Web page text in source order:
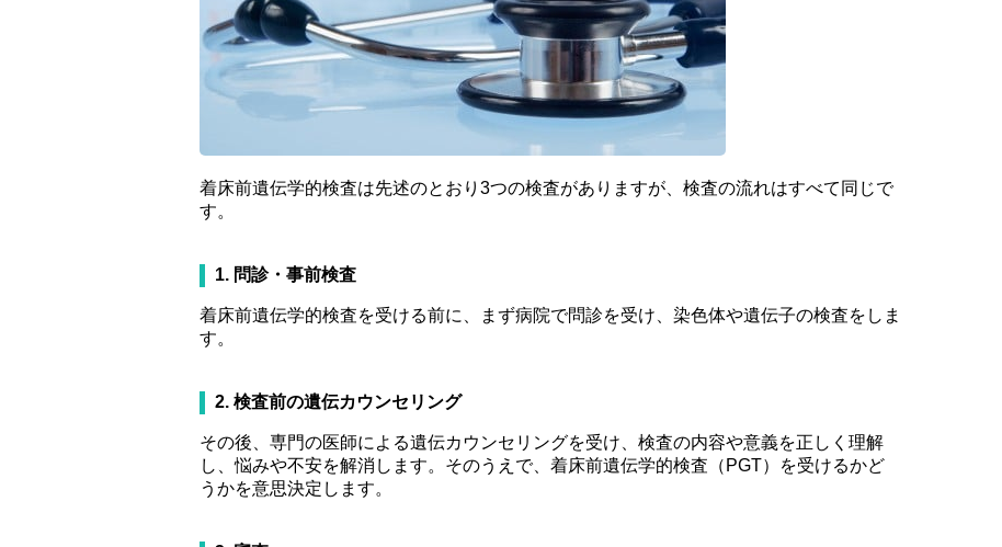
着床前遺伝学的検査は先述のとおり3つの検査がありますが、検査の流れはすべて同じで
す。
1. 問診・事前検査
着床前遺伝学的検査を受ける前に、まず病院で問診を受け、染色体や遺伝子の検査をしま
す。
2. 検査前の遺伝カウンセリング
その後、専門の医師による遺伝カウンセリングを受け、検査の内容や意義を正しく理解
し、悩みや不安を解消します。そのうえで、着床前遺伝学的検査（PGT）を受けるかど
うかを意思決定します。